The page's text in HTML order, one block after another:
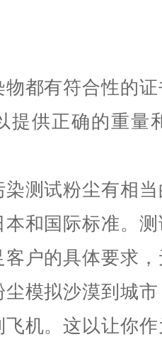
物都有符合性的
提供正确的重量
测试粉尘有相
和国际标准。
户的具体要求
模拟沙漠到城
机。这以让你